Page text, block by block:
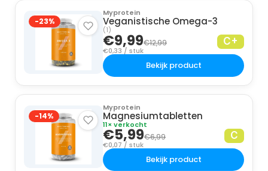
-23%
Myprotein
Veganistische Omega-3
(1)
€9,99€12,99
€0,33 / stuk
C+
Bekijk product
-14%
Myprotein
Magnesiumtabletten
11× verkocht
€5,99€6,99
€0,07 / stuk
C
Bekijk product